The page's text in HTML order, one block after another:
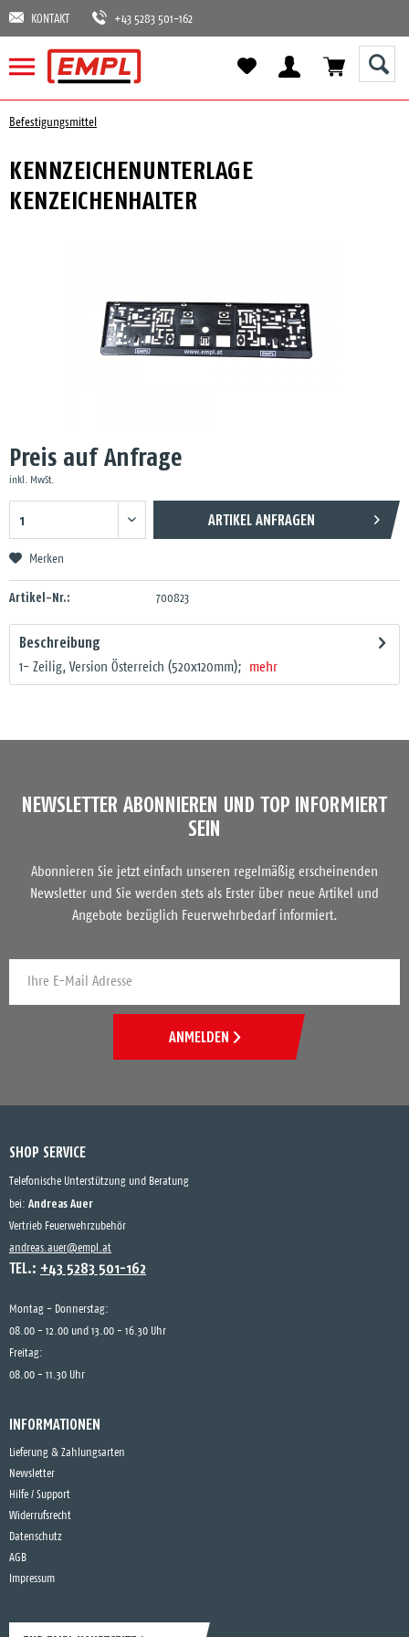
KONTAKT +43 5283 501-162
Befestigungsmittel
KENNZEICHENUNTERLAGE
KENZEICHENHALTER
Preis auf Anfrage
inkl. MwSt.
ARTIKEL ANFRAGEN
Merken
Artikel-Nr.: 700823
Beschreibung
1- Zeilig, Version Österreich (520x120mm); mehr
NEWSLETTER ABONNIEREN UND TOP INFORMIERT
SEIN
Abonnieren Sie jetzt einfach unseren regelmäßig erscheinenden
Newsletter und Sie werden stets als Erster über neue Artikel und
Angebote bezüglich Feuerwehrbedarf informiert.
ANMELDEN
SHOP SERVICE
Telefonische Unterstützung und Beratung
bei: Andreas Auer
Vertrieb Feuerwehrzubehör
andreas.auer@empl.at
TEL.: +43 5283 501-162
Montag - Donnerstag:
08.00 - 12.00 und 13.00 - 16.30 Uhr
Freitag:
08.00 - 11.30 Uhr
INFORMATIONEN
Lieferung & Zahlungsarten
Newsletter
Hilfe / Support
Widerrufsrecht
Datenschutz
AGB
Impressum